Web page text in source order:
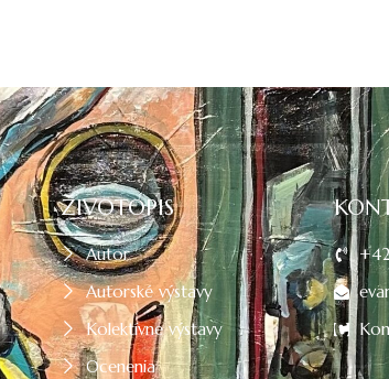
ŽIVOTOPIS
Autor
Autorské výstavy
Kolektívne výstavy
Ocenenia